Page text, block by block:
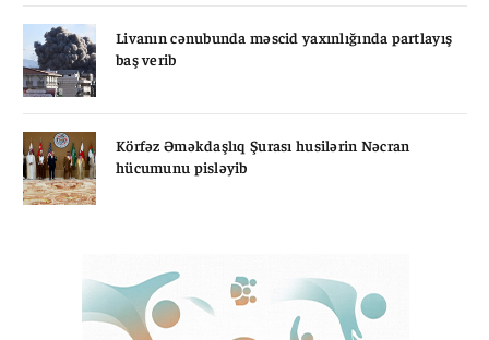
Livanın cənubunda məscid yaxınlığında partlayış
baş verib
Körfəz Əməkdaşlıq Şurası husilərin Nəcran
hücumunu pisləyib